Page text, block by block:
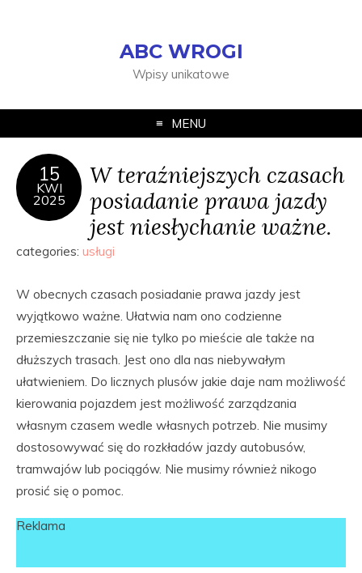
ABC WROGI
Wpisy unikatowe
MENU
15
KWI
2025
W teraźniejszych czasach
posiadanie prawa jazdy
jest niesłychanie ważne.
categories: usługi
W obecnych czasach posiadanie prawa jazdy jest
wyjątkowo ważne. Ułatwia nam ono codzienne
przemieszczanie się nie tylko po mieście ale także na
dłuższych trasach. Jest ono dla nas niebywałym
ułatwieniem. Do licznych plusów jakie daje nam możliwość
kierowania pojazdem jest możliwość zarządzania
własnym czasem wedle własnych potrzeb. Nie musimy
dostosowywać się do rozkładów jazdy autobusów,
tramwajów lub pociągów. Nie musimy również nikogo
prosić się o pomoc.
Reklama